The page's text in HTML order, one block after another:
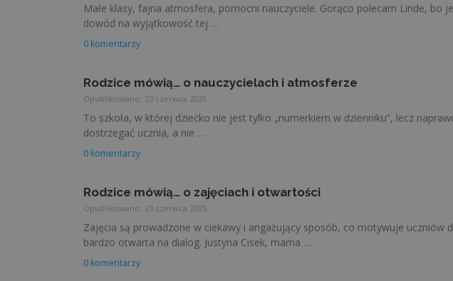
Małe klasy, fajna atmosfera, pomocni nauczyciele. Gorąco polecam Linde,
dowód na wyjątkowość tej …
0 komentarzy
Rodzice mówią… o nauczycielach i atmosferze
Opublikowano: 23 czerwca 2025
To szkoła, w której dziecko nie jest tylko „numerkiem w dzienniku”, lecz
dostrzegać ucznia, a nie …
0 komentarzy
Rodzice mówią… o zajęciach i otwartości
Opublikowano: 23 czerwca 2025
Zajęcia są prowadzone w ciekawy i angażujący sposób, co motywuje uczniów
bardzo otwarta na dialog. Justyna Cisek, mama …
0 komentarzy